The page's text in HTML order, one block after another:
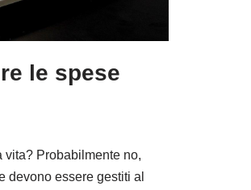
le spese
vita? Probabilmente no,
devono essere gestiti al